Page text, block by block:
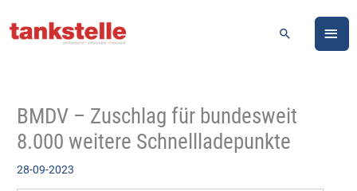
Inhalt
Suchen
BMDV – Zuschlag für bundesweit
8.000 weitere Schnellladepunkte
28-09-2023